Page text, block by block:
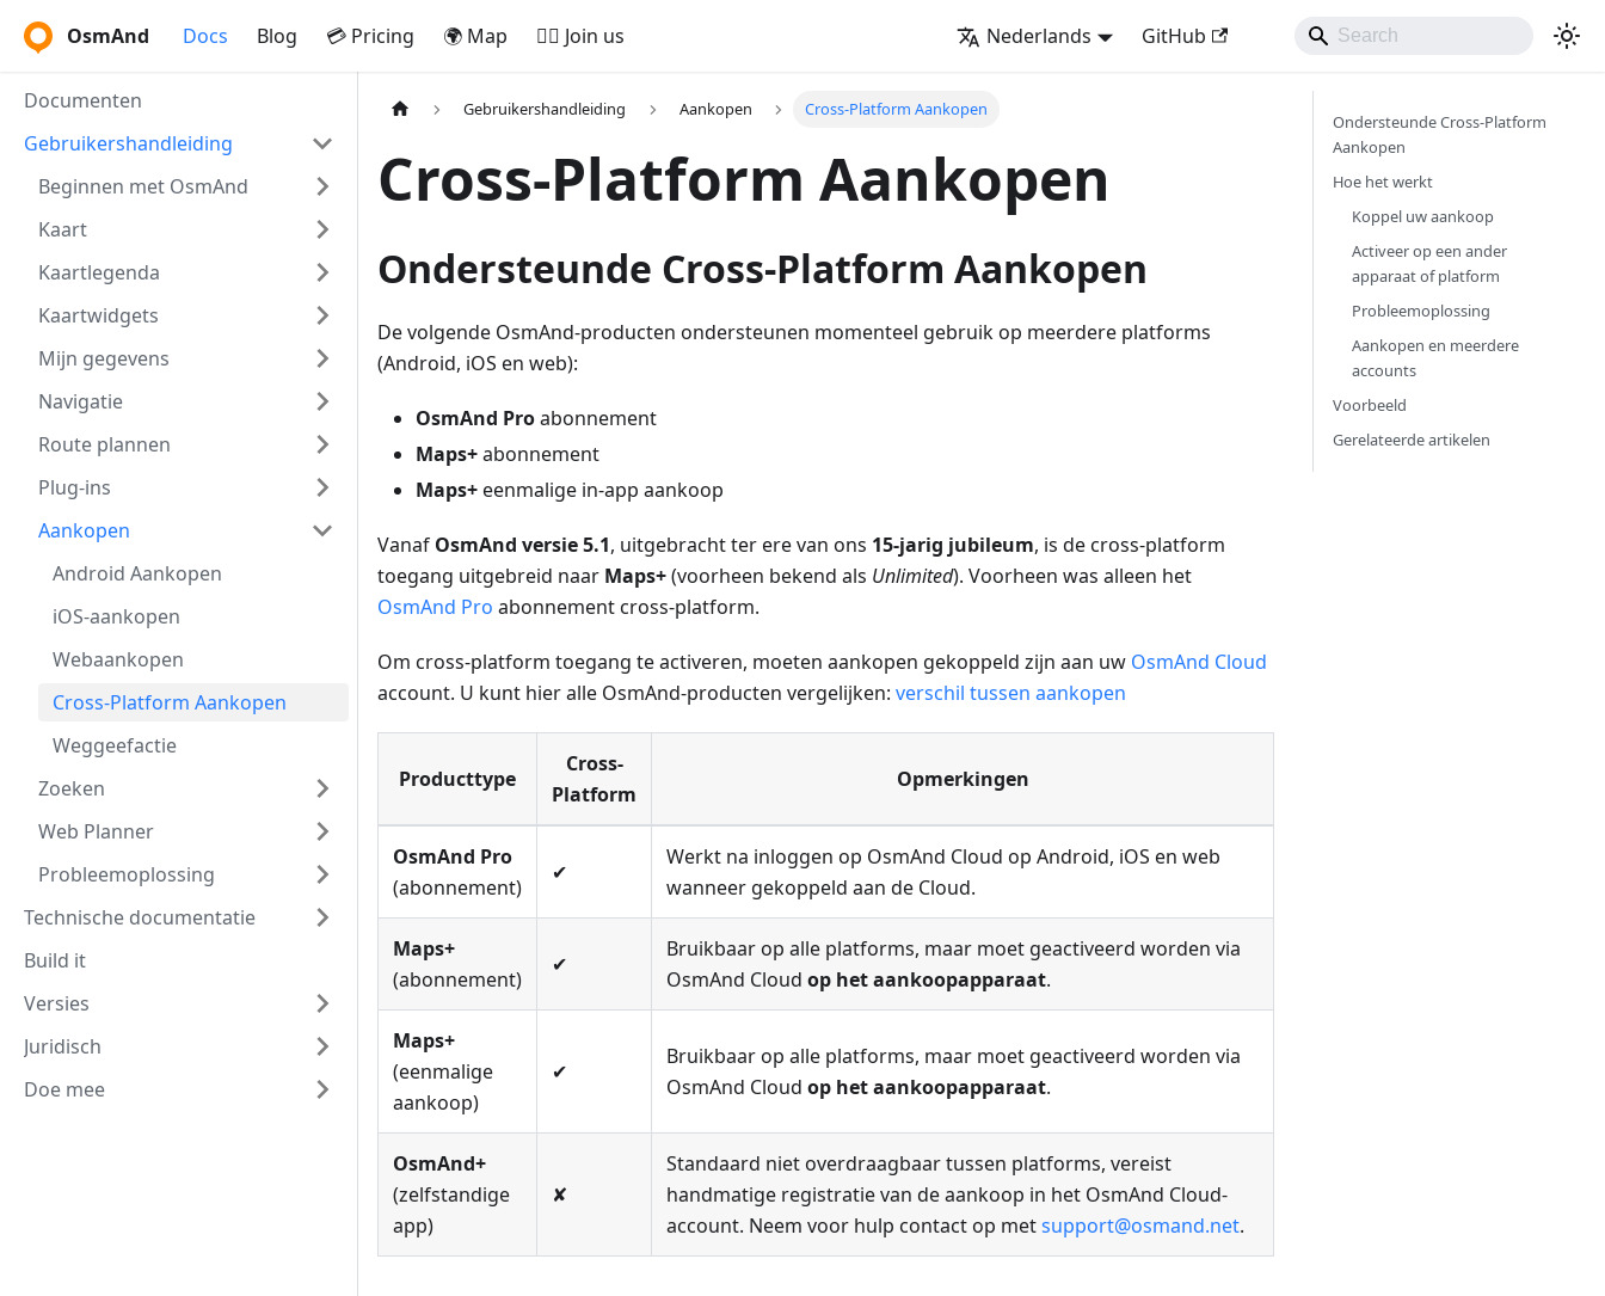
OsmAnd Docs Blog 💳 Pricing 🌍 Map 🚵‍♂️ Join us Nederlands GitHub
Documenten
Gebruikershandleiding
Beginnen met OsmAnd
Kaart
Kaartlegenda
Kaartwidgets
Mijn gegevens
Navigatie
Route plannen
Plug-ins
Aankopen
Android Aankopen
iOS-aankopen
Webaankopen
Cross-Platform Aankopen
Weggeefactie
Zoeken
Web Planner
Probleemoplossing
Technische documentatie
Build it
Versies
Juridisch
Doe mee
Gebruikershandleiding Aankopen Cross-Platform Aankopen
Cross-Platform Aankopen
Ondersteunde Cross-Platform Aankopen
De volgende OsmAnd-producten ondersteunen momenteel gebruik op meerdere platforms
(Android, iOS en web):
OsmAnd Proabonnement
Maps+abonnement
Maps+eenmalige in-app aankoop
Vanaf OsmAnd versie 5.1, uitgebracht ter ere van ons 15-jarig jubileum, is de cross-platform
toegang uitgebreid naar Maps+(voorheen bekend als Unlimited). Voorheen was alleen het
OsmAnd Pro abonnement cross-platform.
Om cross-platform toegang te activeren, moeten aankopen gekoppeld zijn aan uw OsmAnd Cloud
account. U kunt hier alle OsmAnd-producten vergelijken: verschil tussen aankopen
Producttype
Cross-
Platform
Opmerkingen
OsmAnd Pro
(abonnement)
✔
Werkt na inloggen op OsmAnd Cloud op Android, iOS en web
wanneer gekoppeld aan de Cloud.
Maps+
(abonnement)
✔
Bruikbaar op alle platforms, maar moet geactiveerd worden via
OsmAnd Cloud op het aankoopapparaat.
Maps+
(eenmalige
aankoop)
✔
Bruikbaar op alle platforms, maar moet geactiveerd worden via
OsmAnd Cloud op het aankoopapparaat.
OsmAnd+
(zelfstandige
app)
✘
Standaard niet overdraagbaar tussen platforms, vereist
handmatige registratie van de aankoop in het OsmAnd Cloud-
account. Neem voor hulp contact op metsupport@osmand.net.
Ondersteunde Cross-Platform
Aankopen
Hoe het werkt
Koppel uw aankoop
Activeer op een ander
apparaat of platform
Probleemoplossing
Aankopen en meerdere
accounts
Voorbeeld
Gerelateerde artikelen